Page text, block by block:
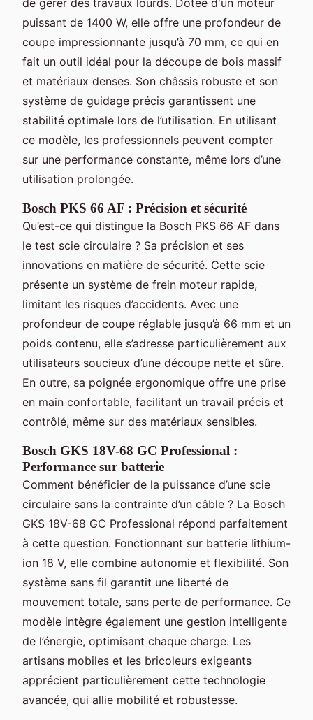
puissant de 1400 W, elle offre une profondeur de
coupe impressionnante jusqu’à 70 mm, ce qui en
fait un outil idéal pour la découpe de bois massif
et matériaux denses. Son châssis robuste et son
système de guidage précis garantissent une
stabilité optimale lors de l’utilisation. En utilisant
ce modèle, les professionnels peuvent compter
sur une performance constante, même lors d’une
utilisation prolongée.
Bosch PKS 66 AF : Précision et sécurité
Qu’est-ce qui distingue la Bosch PKS 66 AF dans
le test scie circulaire ? Sa précision et ses
innovations en matière de sécurité. Cette scie
présente un système de frein moteur rapide,
limitant les risques d’accidents. Avec une
profondeur de coupe réglable jusqu’à 66 mm et un
poids contenu, elle s’adresse particulièrement aux
utilisateurs soucieux d’une découpe nette et sûre.
En outre, sa poignée ergonomique offre une prise
en main confortable, facilitant un travail précis et
contrôlé, même sur des matériaux sensibles.
Bosch GKS 18V-68 GC Professional :
Performance sur batterie
Comment bénéficier de la puissance d’une scie
circulaire sans la contrainte d’un câble ? La Bosch
GKS 18V-68 GC Professional répond parfaitement
à cette question. Fonctionnant sur batterie lithium-
ion 18 V, elle combine autonomie et flexibilité. Son
système sans fil garantit une liberté de
mouvement totale, sans perte de performance. Ce
modèle intègre également une gestion intelligente
de l’énergie, optimisant chaque charge. Les
artisans mobiles et les bricoleurs exigeants
apprécient particulièrement cette technologie
avancée, qui allie mobilité et robustesse.